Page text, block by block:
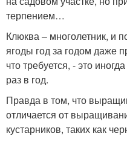
терпением…
Клюква – многолетник, и
ягоды год за годом даже
что требуется, - это
раз в год.
Правда в том, что
отличается от
кустарников, таких как